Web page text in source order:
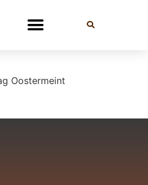
Oostermeint